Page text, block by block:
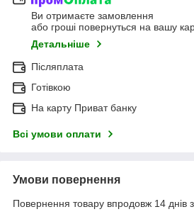
Ви отримаєте замовлення
або гроші повернуться на вашу
Детальніше
Післяплата
Готівкою
На карту Приват банку
Всі умови оплати
Умови повернення
Повернення товару впродовж 14 днів